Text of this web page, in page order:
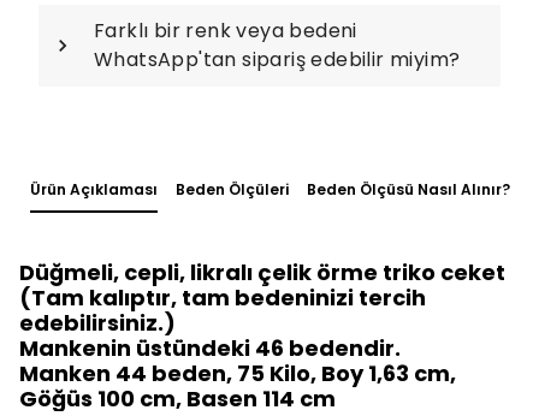
Farklı bir renk veya bedeni
WhatsApp'tan sipariş edebilir miyim?
Ürün Açıklaması Beden Ölçüleri Beden Ölçüsü Nasıl Alınır?
Düğmeli, cepli, likralı çelik örme triko ceket
(Tam kalıptır, tam bedeninizi tercih
edebilirsiniz.)
Mankenin üstündeki 46 bedendir.
Manken 44 beden, 75 Kilo, Boy 1,63 cm,
Göğüs 100 cm, Basen 114 cm